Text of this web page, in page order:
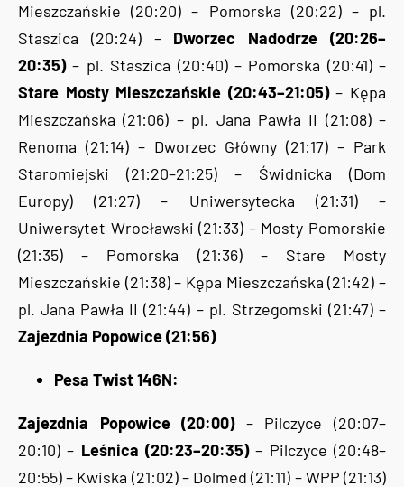
Mieszczańskie (20:20) – Pomorska (20:22) – pl.
Staszica (20:24) – Dworzec Nadodrze (20:26–
20:35)– pl. Staszica (20:40) – Pomorska (20:41) –
Stare Mosty Mieszczańskie (20:43–21:05)– Kępa
Mieszczańska (21:06) – pl. Jana Pawła II (21:08) –
Renoma (21:14) – Dworzec Główny (21:17) – Park
Staromiejski (21:20–21:25) – Świdnicka (Dom
Europy) (21:27) – Uniwersytecka (21:31) –
Uniwersytet Wrocławski (21:33) – Mosty Pomorskie
(21:35) – Pomorska (21:36) – Stare Mosty
Mieszczańskie (21:38) – Kępa Mieszczańska (21:42) –
pl. Jana Pawła II (21:44) – pl. Strzegomski (21:47) –
Zajezdnia Popowice (21:56)
Pesa Twist 146N:
Zajezdnia Popowice (20:00)– Pilczyce (20:07–
20:10) – Leśnica (20:23–20:35)– Pilczyce (20:48–
20:55) – Kwiska (21:02) – Dolmed (21:11) – WPP (21:13)